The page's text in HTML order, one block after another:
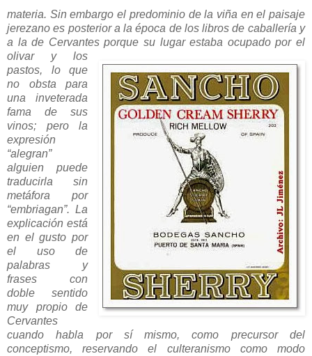
materia. Sin embargo el predominio de la viña en el paisaje
jerezano es posterior a la época de los libros de caballería y
a la de Cervantes porque su lugar estaba ocupado por el
olivar y los
pastos, lo que
no obsta para
una inveterada
fama de sus
vinos; pero la
expresión
“alegran”
alguien puede
traducirla sin
metáfora por
“embriagan”. La
explicación está
en el gusto por
el uso de
palabras y
frases con
doble sentido
muy propio de
Cervantes
cuando habla por sí mismo, como precursor del
conceptismo, reservando el culteranismo como modo